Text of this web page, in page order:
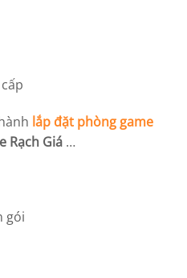
lắp đặt phòng game
Rạch Giá …